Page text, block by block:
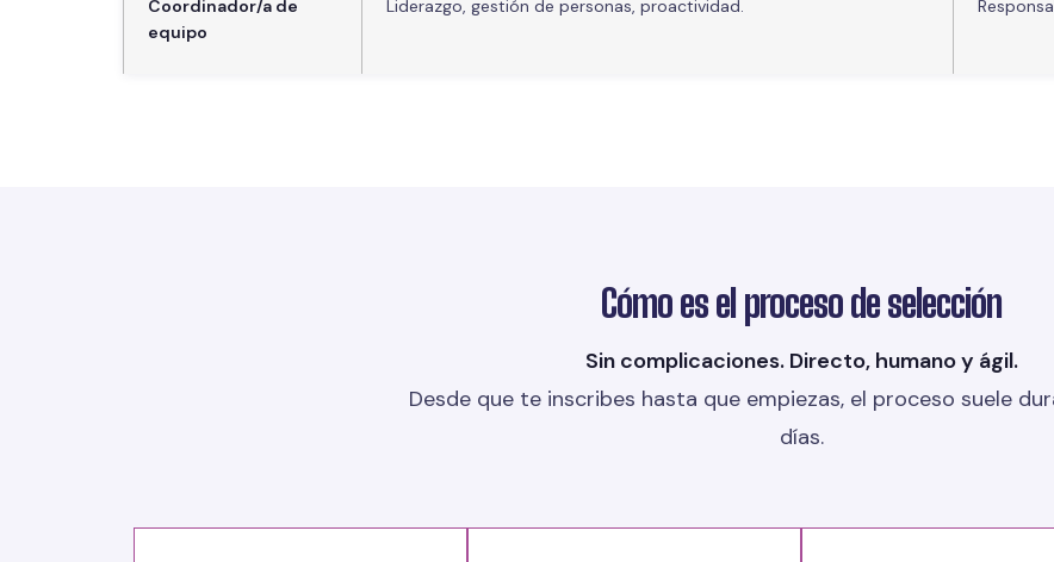
Coordinador/a de
equipo
Liderazgo, gestión de personas, proactividad.
Cómo es el proceso de selección
Sin complicaciones. Directo, humano y ágil.
Desde que te inscribes hasta que empiezas, el proceso suele
días.